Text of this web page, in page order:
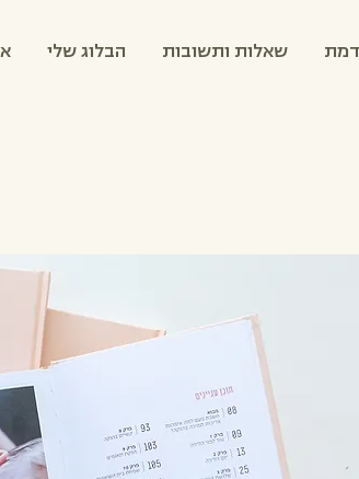
שאלות ותשובות הבלוג שלי